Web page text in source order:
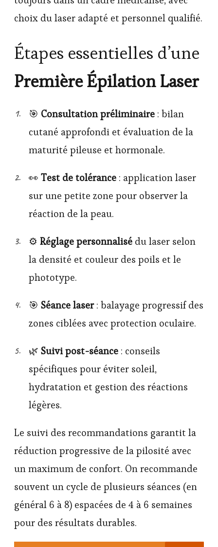
choix du laser adapté et personnel qualifié.
Étapes essentielles d’une
Première Épilation Laser
🎯 Consultation préliminaire : bilan
cutané approfondi et évaluation de la
maturité pileuse et hormonale.
👀 Test de tolérance : application laser
sur une petite zone pour observer la
réaction de la peau.
⚙️ Réglage personnalisé du laser selon
la densité et couleur des poils et le
phototype.
🎯 Séance laser: balayage progressif des
zones ciblées avec protection oculaire.
🌿 Suivi post-séance : conseils
spécifiques pour éviter soleil,
hydratation et gestion des réactions
légères.
Le suivi des recommandations garantit la
réduction progressive de la pilosité avec
un maximum de confort. On recommande
souvent un cycle de plusieurs séances (en
général 6 à 8) espacées de 4 à 6 semaines
pour des résultats durables.